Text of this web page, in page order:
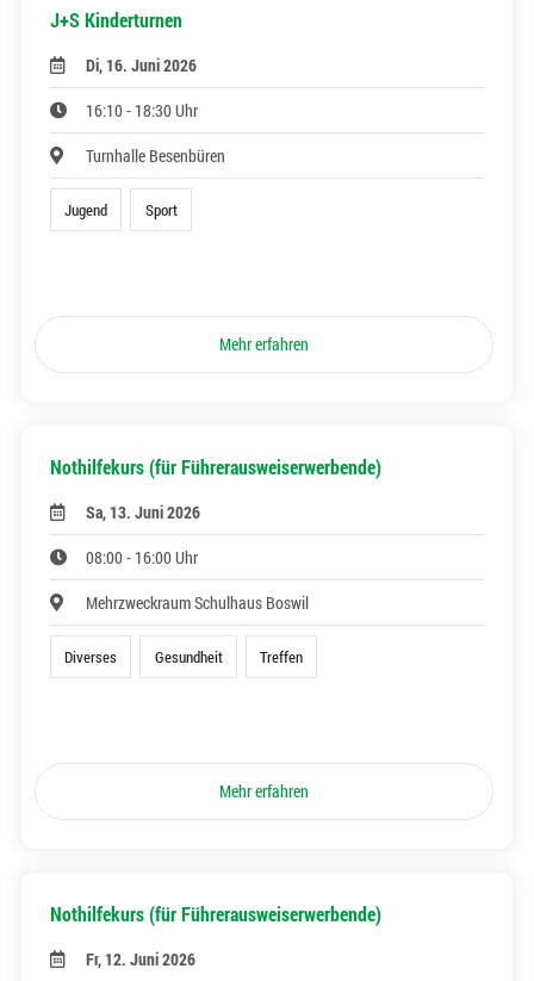
J+S Kinderturnen
Di, 16. Juni 2026
16:10 - 18:30 Uhr
Turnhalle Besenbüren
Jugend Sport
Mehr erfahren
Nothilfekurs (für Führerausweiserwerbende)
Sa, 13. Juni 2026
08:00 - 16:00 Uhr
Mehrzweckraum Schulhaus Boswil
Diverses Gesundheit Treffen
Mehr erfahren
Nothilfekurs (für Führerausweiserwerbende)
Fr, 12. Juni 2026